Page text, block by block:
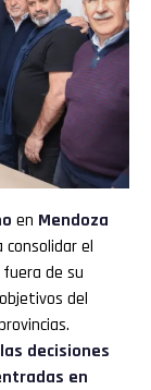
en Mendoza
el
de su
del
decisiones
en